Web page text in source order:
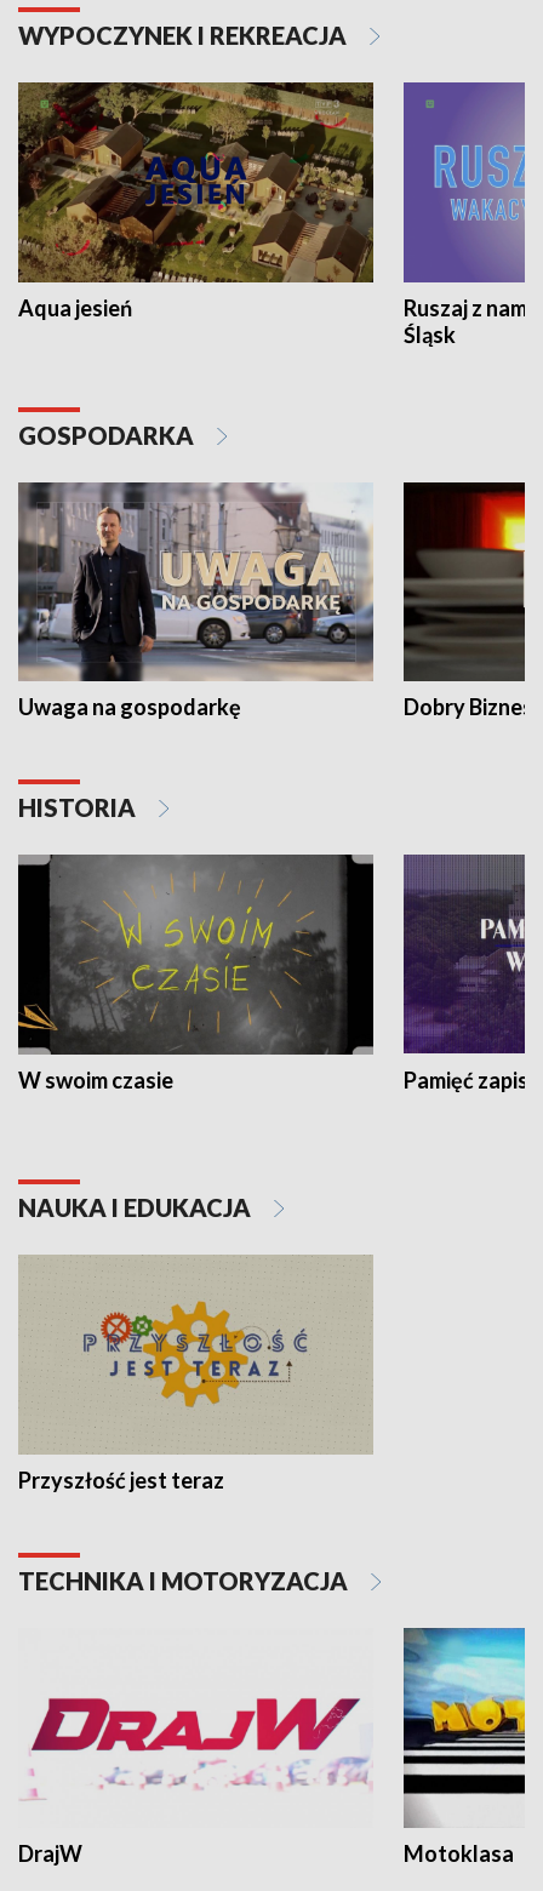
WYPOCZYNEK I REKREACJA
Aqua jesień
Ruszaj z
Śląsk
GOSPODARKA
Uwaga na gospodarkę Dobry Biznes
HISTORIA
W swoim czasie Pamięć
NAUKA I EDUKACJA
Przyszłość jest teraz
TECHNIKA I MOTORYZACJA
DrajW Motoklasa